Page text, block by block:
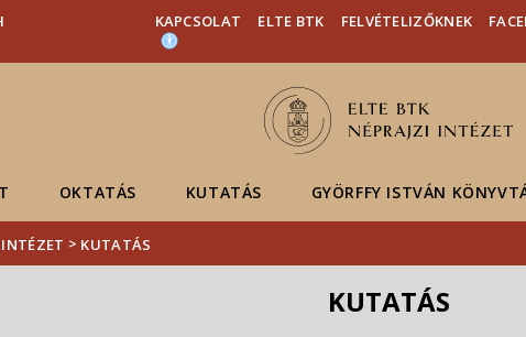
Hírek
Események
ELTE a
sajtóban
KAPCSOLAT ELTE BTK FELVÉTELIZŐKNEK
OKTATÁS KUTATÁS GYÖRFFY ISTVÁN
> KUTATÁS
KUTATÁS